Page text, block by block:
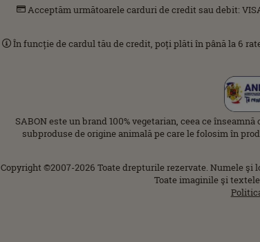
Acceptăm următoarele carduri de credit sau debit:
În funcție de cardul tău de credit, poți plăti în până la 6
SABON este un brand 100% vegetarian, ceea ce
subproduse de origine animală pe care le folosim în
Copyright ©2007-2026 Toate drepturile rezervate. Numele şi
Toate imaginile şi